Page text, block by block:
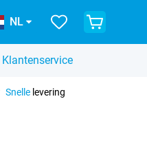
NL
Klantenservice
Snellelevering